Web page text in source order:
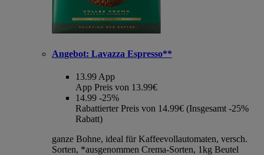
Angebot: Lavazza Espresso**
13.99 App
App Preis von 13.99€
14.99 -25%
Rabattierter Preis von 14.99€ (Insgesamt -25%
Rabatt)
ganze Bohne, ideal für Kaffeevollautomaten, versch.
Sorten, *ausgenommen Crema-Sorten, 1kg Beutel